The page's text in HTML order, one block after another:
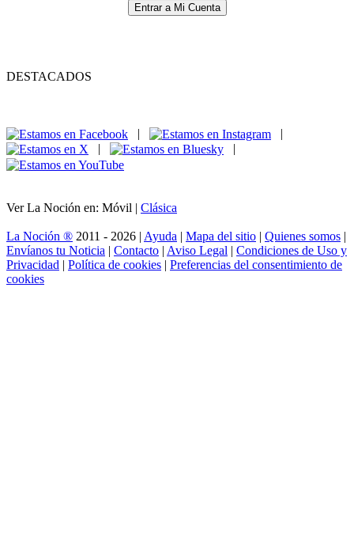
Entrar a Mi Cuenta
DESTACADOS
|
|
|
|
Ver La Noción en: Móvil | Clásica
La Noción ® 2011 - 2026 | Ayuda | Mapa del sitio | Quienes somos |
Envíanos tu Noticia | Contacto | Aviso Legal | Condiciones de Uso y
Privacidad | Política de cookies | Preferencias del consentimiento de
cookies